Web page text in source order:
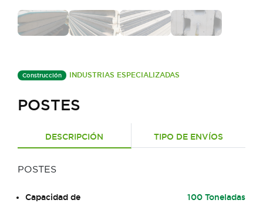
Construcción INDUSTRIAS ESPECIALIZADAS
POSTES
DESCRIPCIÓN TIPO DE ENVÍOS
POSTES
Capacidad de
100 Toneladas